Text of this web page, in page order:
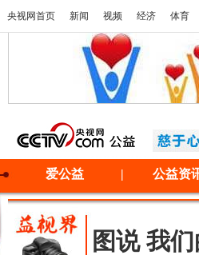
央视网首页 新闻 视频 经济 体育
爱公益 | 公益资
图说 我